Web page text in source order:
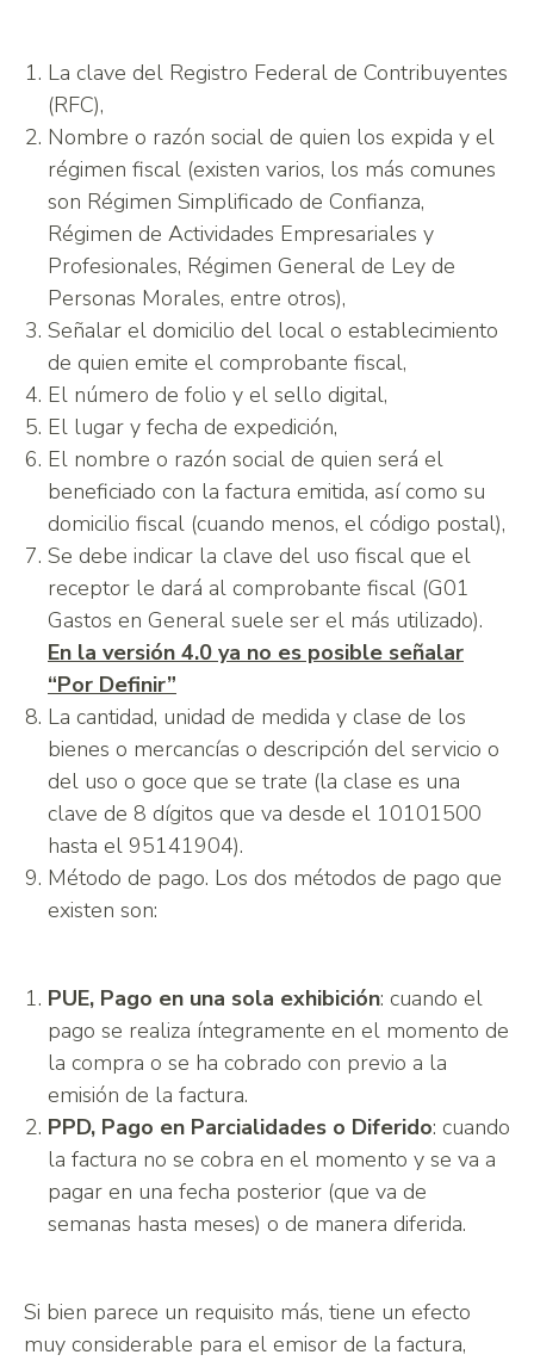
La clave del Registro Federal de Contribuyentes
(RFC),
Nombre o razón social de quien los expida y el
régimen fiscal (existen varios, los más comunes
son Régimen Simplificado de Confianza,
Régimen de Actividades Empresariales y
Profesionales, Régimen General de Ley de
Personas Morales, entre otros),
Señalar el domicilio del local o establecimiento
de quien emite el comprobante fiscal,
El número de folio y el sello digital,
El lugar y fecha de expedición,
El nombre o razón social de quien será el
beneficiado con la factura emitida, así como su
domicilio fiscal (cuando menos, el código postal),
Se debe indicar la clave del uso fiscal que el
receptor le dará al comprobante fiscal (G01
Gastos en General suele ser el más utilizado).
En la versión 4.0 ya no es posible señalar
“Por Definir”
La cantidad, unidad de medida y clase de los
bienes o mercancías o descripción del servicio o
del uso o goce que se trate (la clase es una
clave de 8 dígitos que va desde el 10101500
hasta el 95141904).
Método de pago. Los dos métodos de pago que
existen son:
PUE, Pago en una sola exhibición: cuando el
pago se realiza íntegramente en el momento de
la compra o se ha cobrado con previo a la
emisión de la factura.
PPD, Pago en Parcialidades o Diferido: cuando
la factura no se cobra en el momento y se va a
pagar en una fecha posterior (que va de
semanas hasta meses) o de manera diferida.
Si bien parece un requisito más, tiene un efecto
muy considerable para el emisor de la factura,